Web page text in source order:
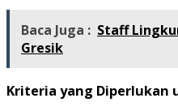
Baca Juga : Staff
Gresik
Kriteria yang Diperlukan